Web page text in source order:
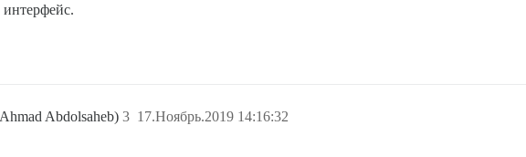
Abdolsaheb) 17.Ноябрь.2019 14:16:32
3